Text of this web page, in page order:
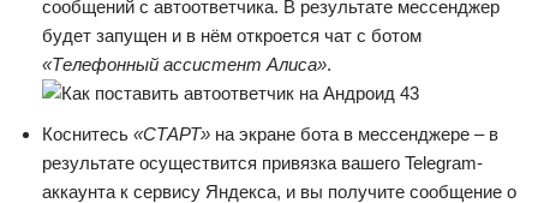
сообщений с автоответчика. В результате мессенджер
будет запущен и в нём откроется чат с ботом
«Телефонный ассистент Алиса».
Коснитесь «СТАРТ» на экране бота в мессенджере – в
результате осуществится привязка вашего Telegram-
аккаунта к сервису Яндекса, и вы получите сообщение о